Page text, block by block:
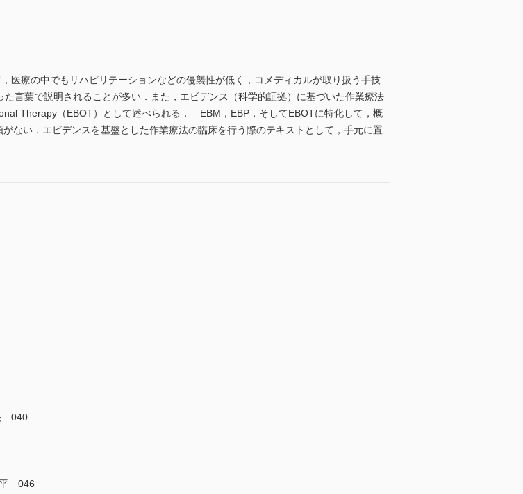
医療の中でもリハビリテーションなどの侵襲性が低く，コメディカルが取り扱う手技
言葉で説明されることが多い．また，エビデンス（科学的証拠）に基づいた作業療法
Therapy（EBOT）として述べられる． EBM，EBP，そしてEBOTに特化して，概
ない．エビデンスを基盤とした作業療法の臨床を行う際のテキストとして，手元に置
040
平 046